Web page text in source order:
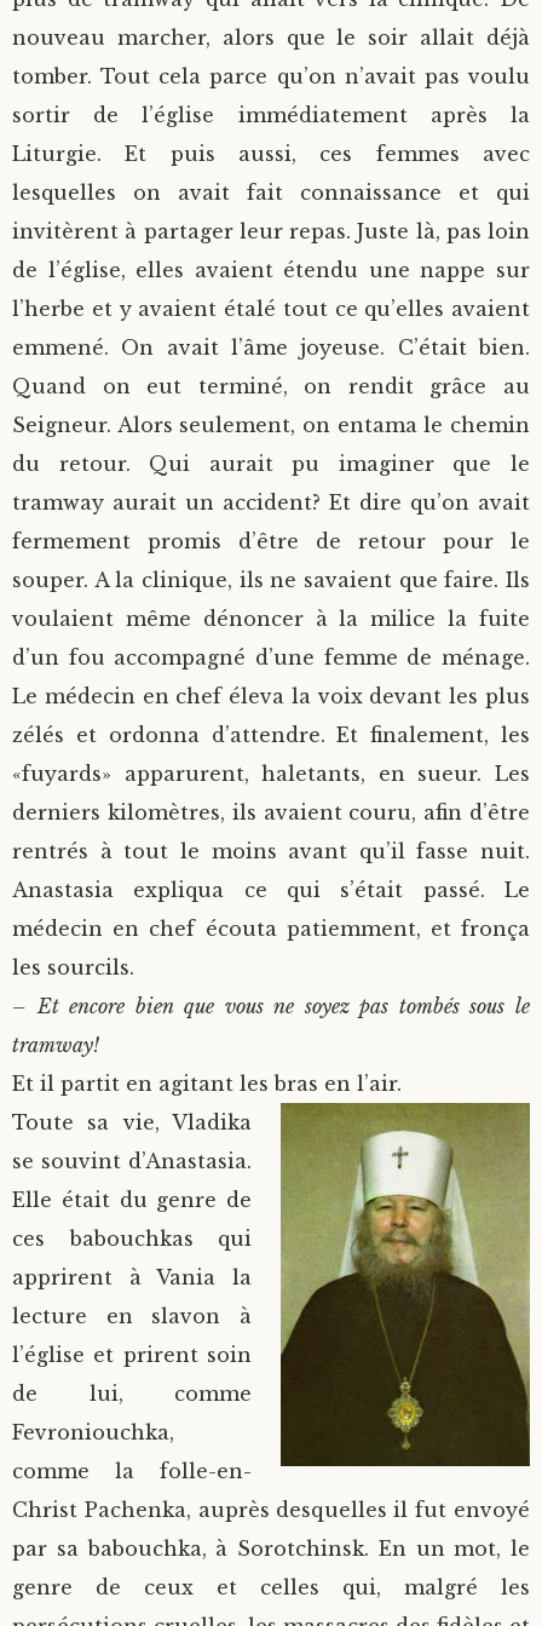
nouveau marcher, alors que le soir allait déjà
tomber. Tout cela parce qu’on n’avait pas voulu
sortir de l’église immédiatement après la
Liturgie. Et puis aussi, ces femmes avec
lesquelles on avait fait connaissance et qui
invitèrent à partager leur repas. Juste là, pas loin
de l’église, elles avaient étendu une nappe sur
l’herbe et y avaient étalé tout ce qu’elles avaient
emmené. On avait l’âme joyeuse. C’était bien.
Quand on eut terminé, on rendit grâce au
Seigneur. Alors seulement, on entama le chemin
du retour. Qui aurait pu imaginer que le
tramway aurait un accident? Et dire qu’on avait
fermement promis d’être de retour pour le
souper. A la clinique, ils ne savaient que faire. Ils
voulaient même dénoncer à la milice la fuite
d’un fou accompagné d’une femme de ménage.
Le médecin en chef éleva la voix devant les plus
zélés et ordonna d’attendre. Et finalement, les
«fuyards» apparurent, haletants, en sueur. Les
derniers kilomètres, ils avaient couru, afin d’être
rentrés à tout le moins avant qu’il fasse nuit.
Anastasia expliqua ce qui s’était passé. Le
médecin en chef écouta patiemment, et fronça
les sourcils.
– Et encore bien que vous ne soyez pas tombés sous le
tramway!
Et il partit en agitant les bras en l’air.
Toute sa vie, Vladika
se souvint d’Anastasia.
Elle était du genre de
ces babouchkas qui
apprirent à Vania la
lecture en slavon à
l’église et prirent soin
de lui, comme
Fevroniouchka,
comme la folle-en-
Christ Pachenka, auprès desquelles il fut envoyé
par sa babouchka, à Sorotchinsk. En un mot, le
genre de ceux et celles qui, malgré les